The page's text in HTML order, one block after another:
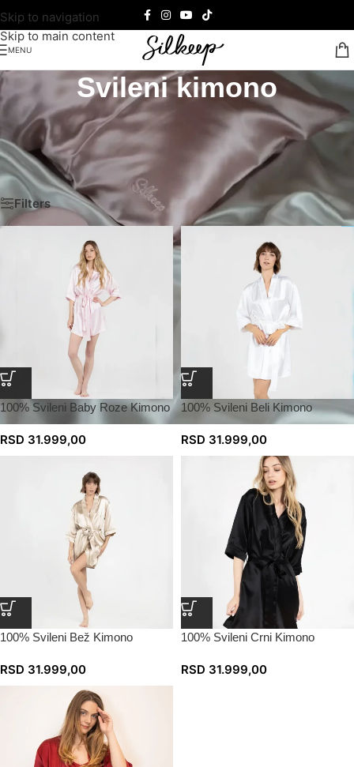
Skip to navigation
Skip to main content
MENU
Svileni kimono
Svileni kimono pruža eleganciju i luksuz u svakom trenutku.
Naš svileni kimono donosi osećaj udobnosti i sofisticiranosti
za opuštanje i posebne prilike.
Почетна/100% Mulberry svila Sleepwear/Svileni kimono
Filters
100% Svileni Baby Roze Kimono
RSD 31.999,00
100% Svileni Beli Kimono
RSD 31.999,00
100% Svileni Bež Kimono
RSD 31.999,00
100% Svileni Crni Kimono
RSD 31.999,00